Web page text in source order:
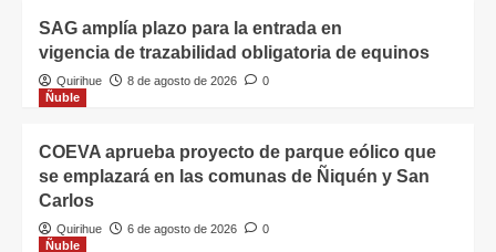
SAG amplía plazo para la entrada en
vigencia de trazabilidad obligatoria de equinos
Quirihue 8 de agosto de 2026
0
Ñuble
COEVA aprueba proyecto de parque eólico que
se emplazará en las comunas de Ñiquén y San
Carlos
Quirihue 6 de agosto de 2026
0
Ñuble